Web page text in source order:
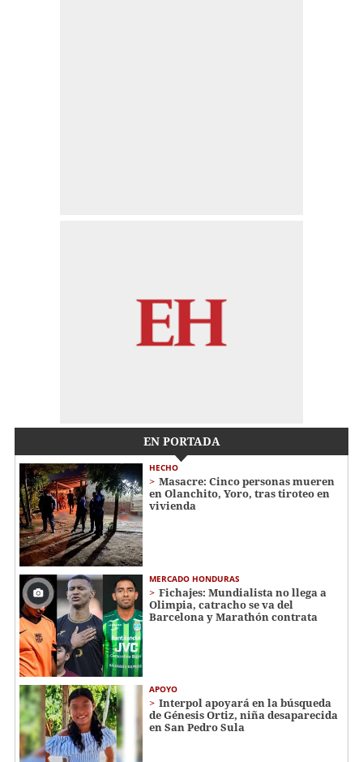
EN PORTADA
HECHO
Masacre: Cinco personas mueren
en Olanchito, Yoro, tras tiroteo en
vivienda
MERCADO HONDURAS
Fichajes: Mundialista no llega a
Olimpia, catracho se va del
Barcelona y Marathón contrata
APOYO
Interpol apoyará en la búsqueda
de Génesis Ortiz, niña desaparecida
en San Pedro Sula